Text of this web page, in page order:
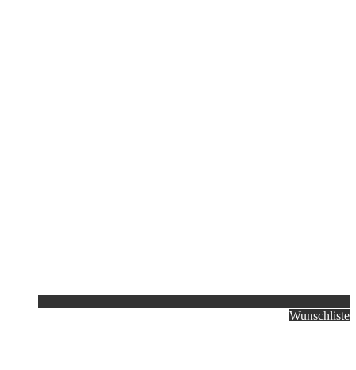
Wunschliste